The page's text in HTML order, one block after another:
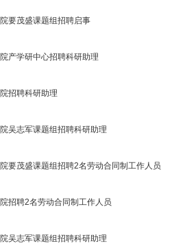
要茂盛课题组招聘启事
产学研中心招聘科研助理
招聘科研助理
吴志军课题组招聘科研助理
要茂盛课题组招聘2名劳动合同制工作人员
招聘2名劳动合同制工作人员
吴志军课题组招聘科研助理